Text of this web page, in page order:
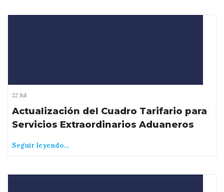
22 Jul
Actualización del Cuadro Tarifario para
Servicios Extraordinarios Aduaneros
Seguir leyendo...